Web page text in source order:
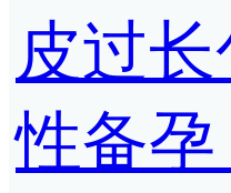
皮过
性备